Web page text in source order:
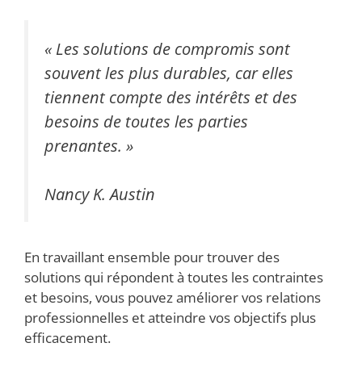
« Les solutions de compromis sont
souvent les plus durables, car elles
tiennent compte des intérêts et des
besoins de toutes les parties
prenantes. »
Nancy K. Austin
En travaillant ensemble pour trouver des
solutions qui répondent à toutes les contraintes
et besoins, vous pouvez améliorer vos relations
professionnelles et atteindre vos objectifs plus
efficacement.